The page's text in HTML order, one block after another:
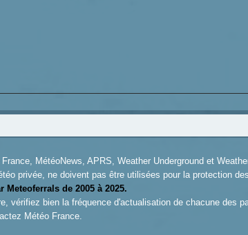
MétéoNews, APRS, Weather Underground et
privée, ne doivent pas être utilisées pour la protection
de 2005 à 2025.
vérifiez bien la fréquence d'actualisation de chacune des
Météo France.